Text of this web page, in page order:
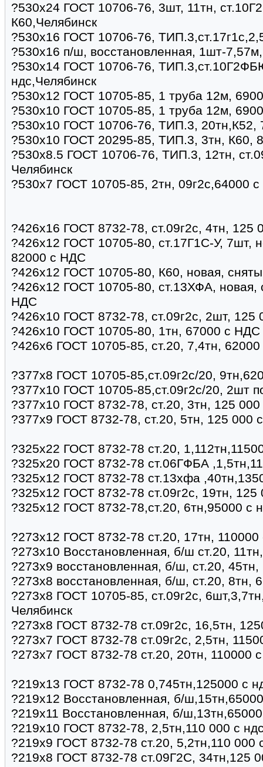
?530х24 ГОСТ 10706-76, 3шт, 11тн,
К60,Челябинск
?530х16 ГОСТ 10706-76,
?530х16 п/ш, восстановленная, 1шт-
?530х14 ГОСТ 10706-76,
ндс,Челябинск
?530х12 ГОСТ 10705-85, 1 труба 12м,
?530х10 ГОСТ 10705-85, 1 труба 12м,
?530х10 ГОСТ 10706-76, ТИП.3, 20тн,К52,
?530х10 ГОСТ 20295-85, ТИП.3, 3тн, К60,
?530х8.5 ГОСТ 10706-76, ТИП.3, 12тн,
Челябинск
?530х7 ГОСТ 10705-85, 2тн, 09г2с,64000
?426х16 ГОСТ 8732-78, ст.09г2с, 4тн, 125
?426х12 ГОСТ 10705-80, ст.17Г1С-У, 7шт,
82000 с НДС
?426х12 ГОСТ 10705-80, К60, новая,
?426х12 ГОСТ 10705-80, ст.13ХФА, новая,
НДС
?426х10 ГОСТ 8732-78, ст.09г2с, 2шт,
?426х10 ГОСТ 10705-80, 1тн, 67000 с НДС
?426х6 ГОСТ 10705-85, ст.20, 7,4тн,
?377х8 ГОСТ 10705-85,ст.09г2с/20,
?377х10 ГОСТ 10705-85,ст.09г2с/20, 2шт
?377х10 ГОСТ 8732-78, ст.20, 3тн, 125
?377х9 ГОСТ 8732-78, ст.20, 5тн, 125 000
?325х22 ГОСТ 8732-78 ст.20,
?325х20 ГОСТ 8732-78 ст.06ГФБА
?325х12 ГОСТ 8732-78 ст.13хфа
?325х12 ГОСТ 8732-78 ст.09г2с, 19тн,
?325х12 ГОСТ 8732-78,ст.20, 6тн,95000 с
?273х12 ГОСТ 8732-78 ст.20, 17тн, 110000
?273х10 Восстановленная, б/ш ст.20,
?273х9 восстановленная, б/ш, ст.20,
?273х8 восстановленная, б/ш, ст.20, 8тн,
?273х8 ГОСТ 10705-85, ст.09г2с,
Челябинск
?273х8 ГОСТ 8732-78 ст.09г2с, 16,5тн,
?273х7 ГОСТ 8732-78 ст.09г2с, 2,5тн,
?273х7 ГОСТ 8732-78 ст.20, 20тн, 110000
?219х13 ГОСТ 8732-78 0,745тн,125000 с
?219х12 Восстановленная, б/
?219х11 Восстановленная, б/
?219х10 ГОСТ 8732-78, 2,5тн,110 000 с
?219х9 ГОСТ 8732-78 ст.20, 5,2тн,110 000
?219х8 ГОСТ 8732-78 ст.09Г2С, 34тн,125